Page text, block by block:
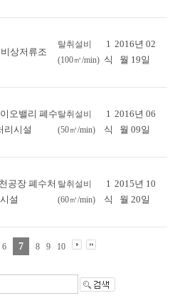
상저류조
탈취설비
(100㎥/min)
1
식
2016년 02
월 19일
오밸리 폐수
리시설
탈취설비
(50㎥/min)
1
식
2016년 06
월 09일
공장 폐수처
설
탈취설비
(60㎥/min)
1
식
2015년 10
월 20일
6 7 8 9 10